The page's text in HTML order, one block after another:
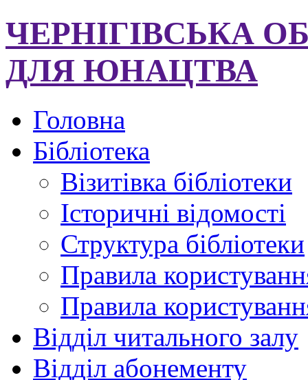
ЧЕРНІГІВСЬКА
ДЛЯ ЮНАЦТВА
Головна
Бібліотека
Візитівка бібліотеки
Історичні відомості
Структура бібліотеки
Правила
Правила
Відділ читального залу
Відділ абонементу